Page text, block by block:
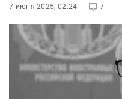
7 июня 2025, 02:24 7